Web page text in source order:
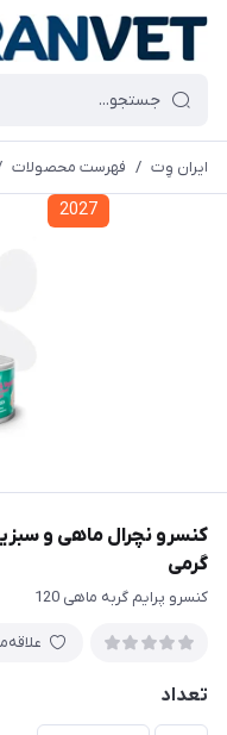
ایران وِت / فهرست محصولات
2027
گرمی
کنسرو پرایم گربه ماهی 120
تعداد